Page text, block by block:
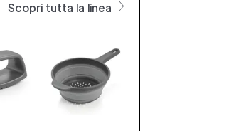
Scopri tutta la linea